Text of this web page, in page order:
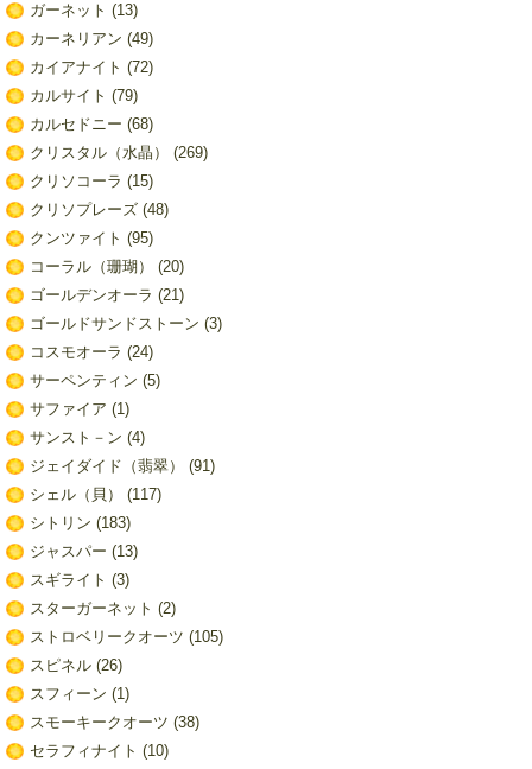
ガーネット (13)
カーネリアン (49)
カイアナイト (72)
カルサイト (79)
カルセドニー (68)
クリスタル（水晶）
(269)
クリソコーラ (15)
クリソプレーズ(48)
クンツァイト (95)
コーラル（珊瑚）
(20)
ゴールデンオーラ (21)
ゴールドサンドストーン (3)
コスモオーラ (24)
サーペンティン (5)
サファイア (1)
サンスト－ン (4)
ジェイダイド（翡翠）
(91)
シェル（貝）
(117)
シトリン (183)
ジャスパー (13)
スギライト (3)
スターガーネット (2)
ストロベリークオーツ (105)
スピネル(26)
スフィーン (1)
スモーキークオーツ (38)
セラフィナイト (10)